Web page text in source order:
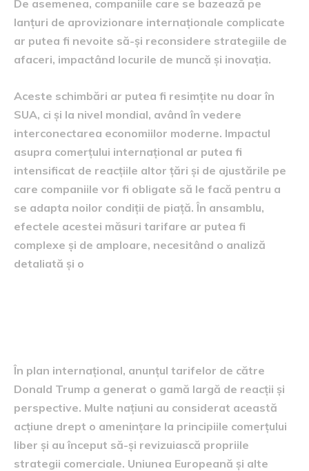
De asemenea, companiile care se bazează pe
lanțuri de aprovizionare internaționale complicate
ar putea fi nevoite să-și reconsidere strategiile de
afaceri, impactând locurile de muncă și inovația.
Aceste schimbări ar putea fi resimțite nu doar în
SUA, ci și la nivel mondial, având în vedere
interconectarea economiilor moderne. Impactul
asupra comerțului internațional ar putea fi
intensificat de reacțiile altor țări și de ajustările pe
care companiile vor fi obligate să le facă pentru a
se adapta noilor condiții de piață. În ansamblu,
efectele acestei măsuri tarifare ar putea fi
complexe și de amploare, necesitând o analiză
detaliată și o
În plan internațional, anunțul tarifelor de către
Donald Trump a generat o gamă largă de reacții și
perspective. Multe națiuni au considerat această
acțiune drept o amenințare la principiile comerțului
liber și au început să-și revizuiască propriile
strategii comerciale. Uniunea Europeană și alte